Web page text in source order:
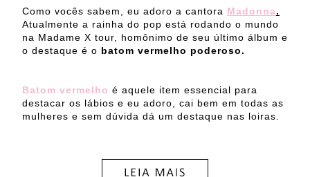
Como vocês sabem, eu adoro a cantora Madonna.
Atualmente a rainha do pop está rodando o mundo
na Madame X tour, homônimo de seu último álbum e
o destaque é o batom vermelho poderoso.
Batom vermelho é aquele item essencial para
destacar os lábios e eu adoro, cai bem em todas as
mulheres e sem dúvida dá um destaque nas loiras.